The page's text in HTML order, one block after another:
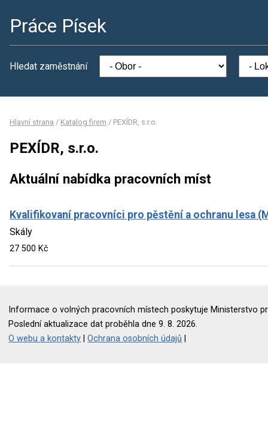
Práce Písek
Hledat zaměstnání
Hlavní strana / Katalog firem / PEXÍDR, s.r.o.
PEXÍDR, s.r.o.
Aktuální nabídka pracovních míst
Kvalifikovaní pracovníci pro pěstění a ochranu lesa
Skály
27 500 Kč
Informace o volných pracovních místech poskytuje Ministerstvo
Poslední aktualizace dat proběhla dne 9. 8. 2026.
O webu a kontakty |Ochrana osobních údajů